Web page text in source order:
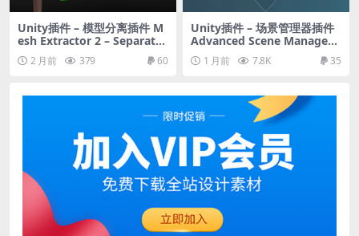
Unity插件 – 模型分离插件 M
esh Extractor 2 – Separate
meshes, materials and text
ures2 月前 379 60
Unity插件 – 场景管理器插件
Advanced Scene Manager
3 1 月前 7.8K 35